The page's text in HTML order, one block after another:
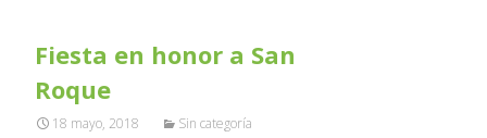
Fiesta en honor a San
Roque
18 mayo, 2018 Sin categoría